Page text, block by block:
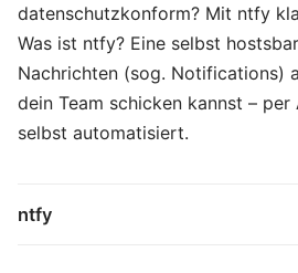
datenschutzkonform? Mit ntfy
Was ist ntfy? Eine selbst
Nachrichten (sog. Notifications)
dein Team schicken kannst –
selbst automatisiert.
ntfy